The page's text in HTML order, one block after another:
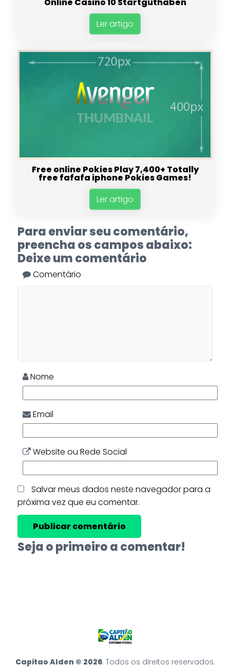
Ler artigo
Free online Pokies Play 7,400+ Totally
free fafafa iphone Pokies Games!
Ler artigo
Para enviar seu comentário,
preencha os campos abaixo:
Deixe um comentário
Comentário
Nome
Email
Website ou Rede Social
Salvar meus dados neste navegador para a
próxima vez que eu comentar.
Seja o primeiro a comentar!
Capitao Alden © 2026. Todos os direitos reservados.